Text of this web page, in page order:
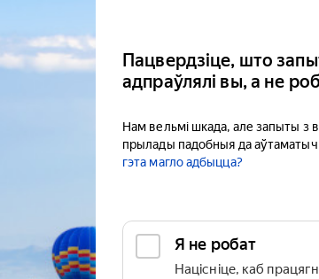
Пацвердзіце, што
адпраўлялі вы, а не
Нам вельмі шкада, але запыты з
прылады падобныя да
гэта магло адбыцца?
Я не робат
Націсніце, каб